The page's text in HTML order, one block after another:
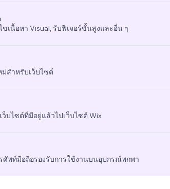
ขเนื้อหา Visual, รับฟีเจอร์ขั้นสูงและอื่น ๆ
สำหรับเว็บไซต์
ว็บไซต์ที่มีอยู่แล้วไปเว็บไซต์ Wix
ศัพท์มือถือรองรับการใช้งานบนอุปกรณ์พกพา